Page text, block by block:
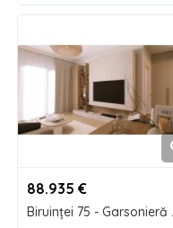
88.935 €